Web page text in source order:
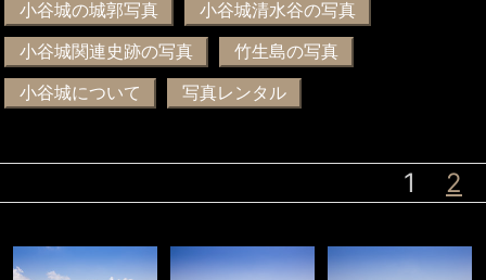
小谷城の城郭写真 小谷城清水谷の写真
小谷城関連史跡の写真 竹生島の写真
小谷城について 写真レンタル
1 2